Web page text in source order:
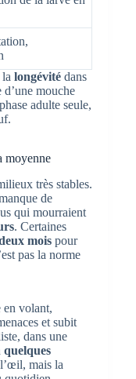
longévité dans
mouche
adulte seule,
moyenne
très stables.
de
qui mourraient
. Certaines
mois pour
pas la norme
en volant,
et subit
dans une
quelques
mais la